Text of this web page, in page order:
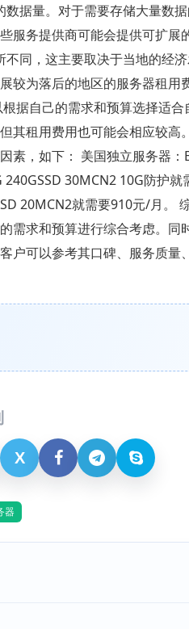
据量。对于需要存储大量数
服务提供商可能会提供可扩展
同，这主要取决于当地的经
较为落后的地区的服务器租用
据自己的需求和预算选择适
其租用费用也可能会相应较高
，如下： 美国独立服务器：
30MCN2 10G防护
20MCN2就需要910元/月。
需求和预算进行综合考虑。同
户可以参考其口碑、服务质量
X
器